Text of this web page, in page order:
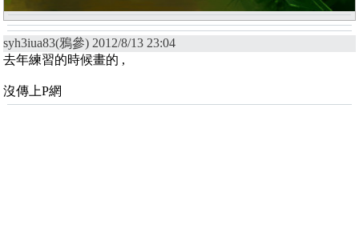
syh3iua83(鴉參) 2012/8/13 23:04
去年練習的時候畫的 ,
沒傳上P網